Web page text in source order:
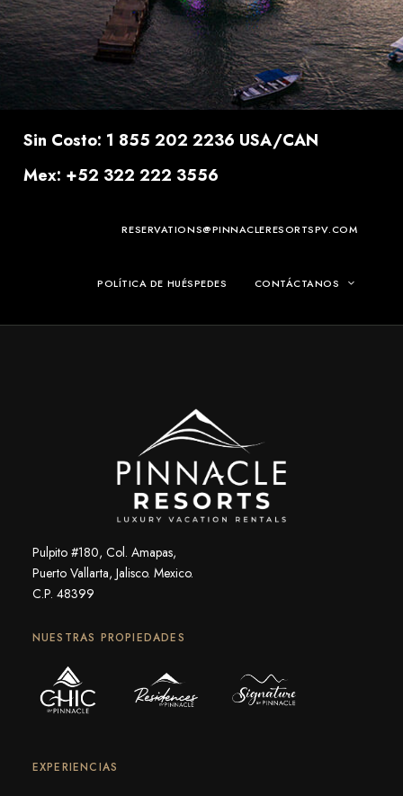
Sin Costo: 1 855 202 2236 USA/CAN
Mex: +52 322 222 3556
RESERVATIONS@PINNACLERESORTSPV.COM
POLÍTICA DE HUÉSPEDES CONTÁCTANOS
Pulpito #180, Col. Amapas,
Puerto Vallarta, Jalisco. Mexico.
C.P. 48399
NUESTRAS PROPIEDADES
EXPERIENCIAS